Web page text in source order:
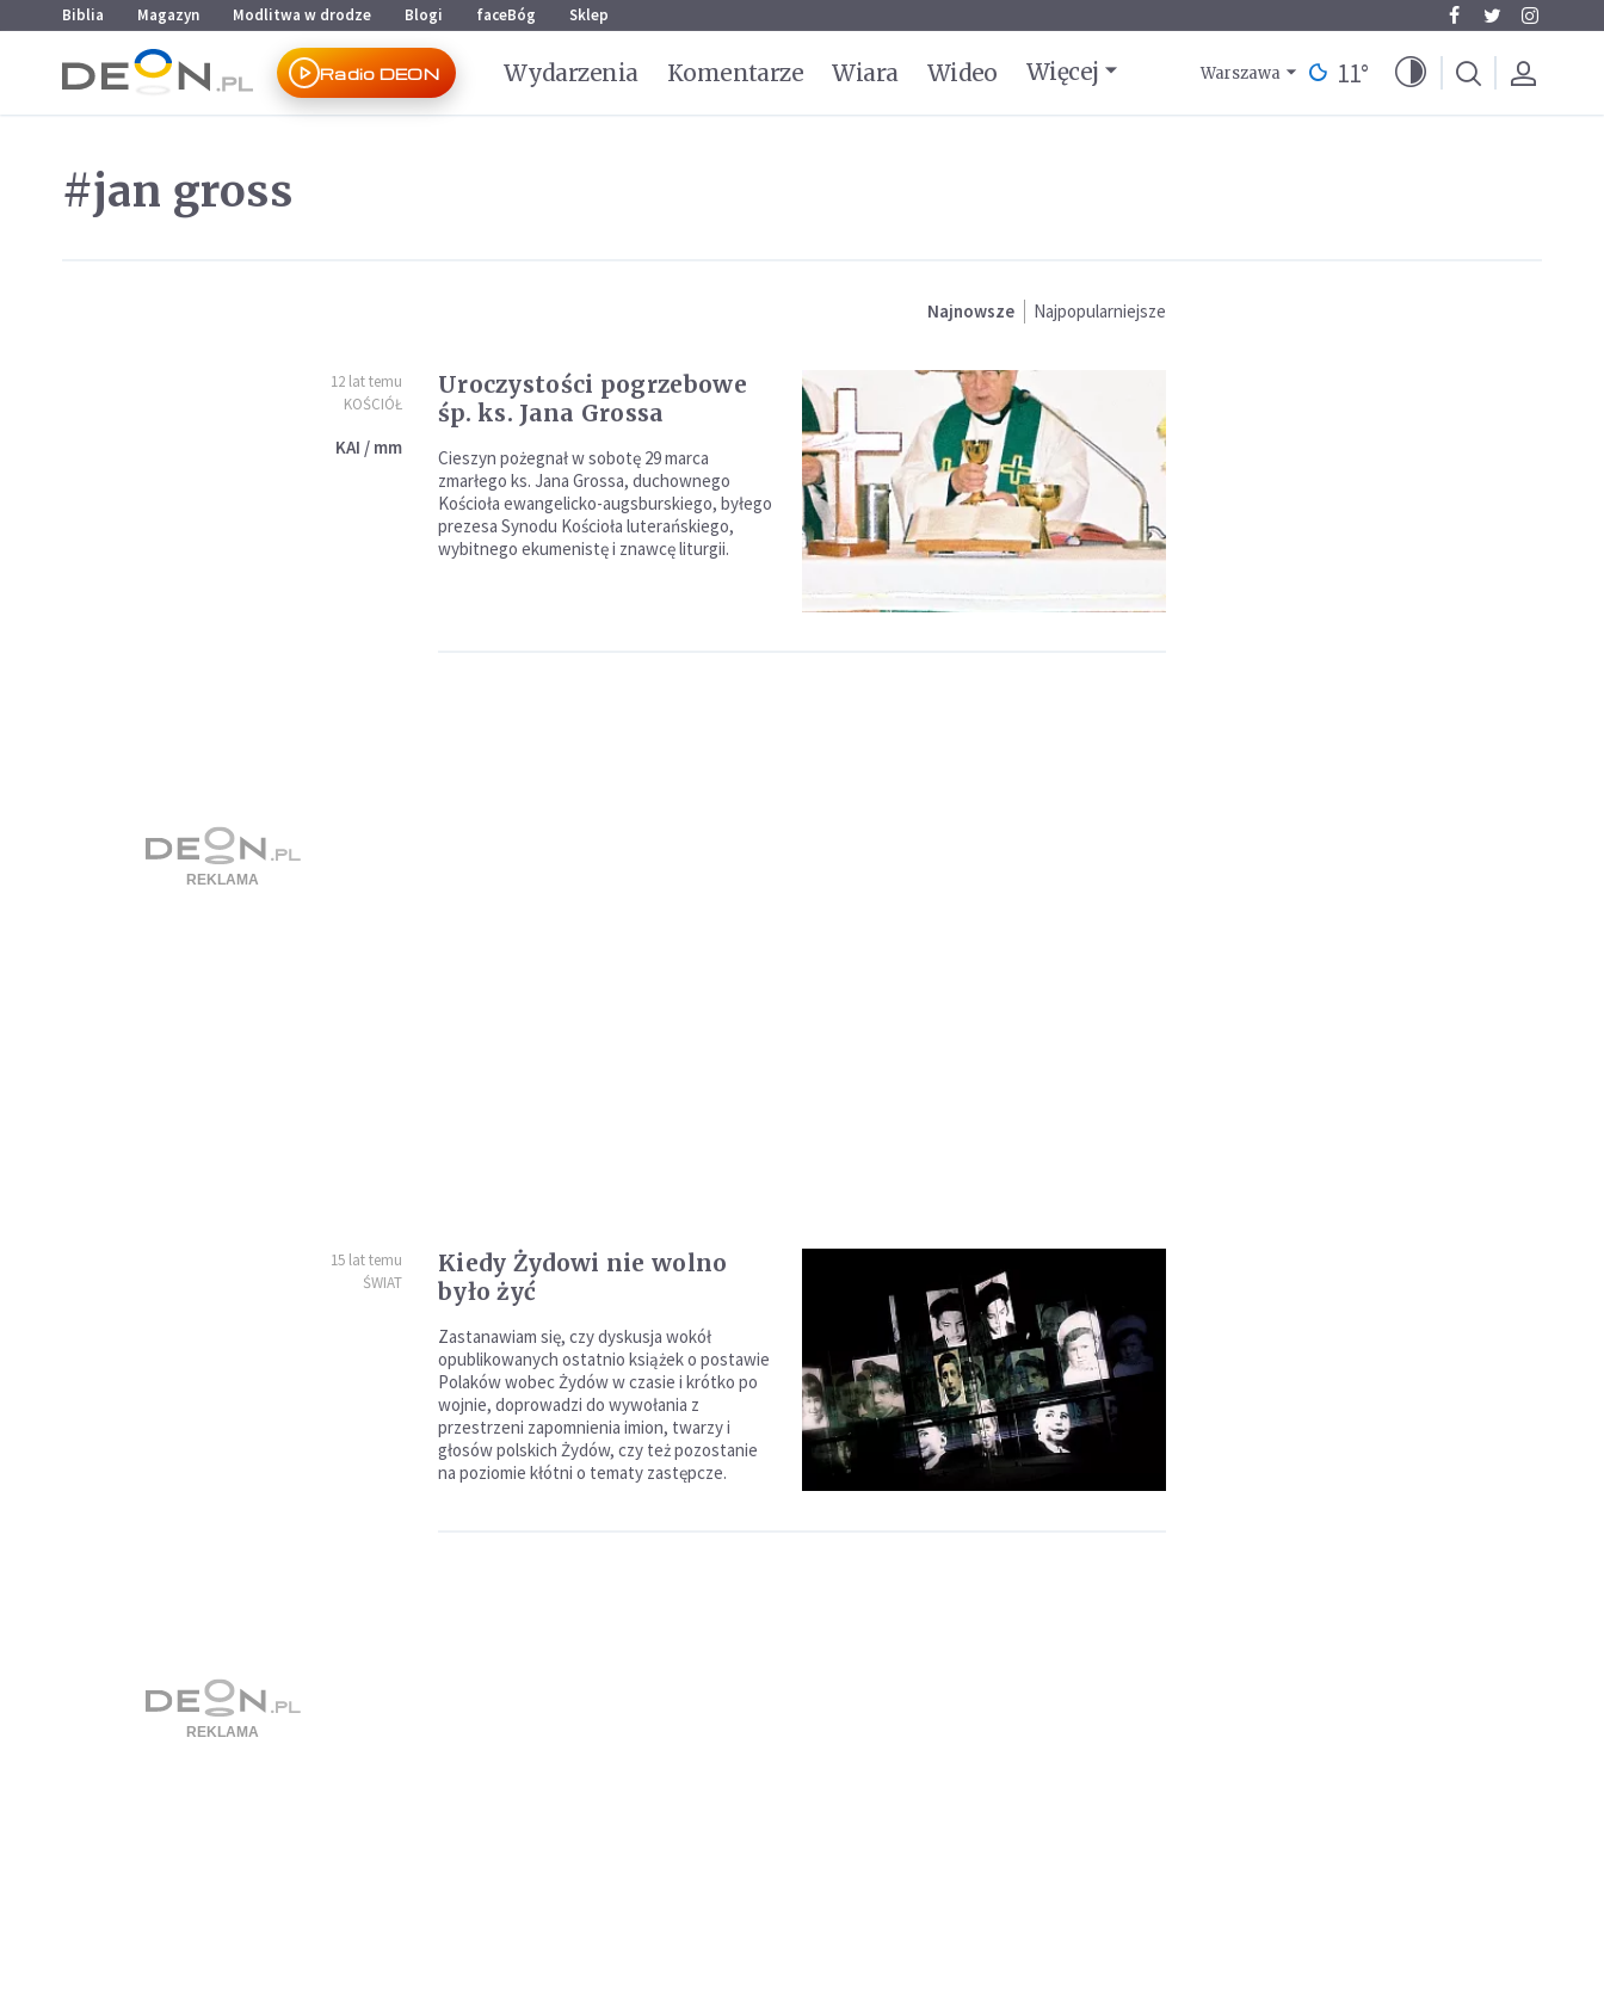
Przejdź do menu głównego
Przejdź do treści
Biblia Magazyn Modlitwa w drodze Blogi faceBóg Sklep
Radio DEON Wydarzenia Komentarze Wiara Wideo Więcej Warszawa 11°
#jan gross
Najnowsze Najpopularniejsze
12 lat temu
KOŚCIÓŁ
KAI / mm
Uroczystości pogrzebowe
śp. ks. Jana Grossa
Cieszyn pożegnał w sobotę 29 marca
zmarłego ks. Jana Grossa, duchownego
Kościoła ewangelicko-augsburskiego, byłego
prezesa Synodu Kościoła luterańskiego,
wybitnego ekumenistę i znawcę liturgii.
15 lat temu
ŚWIAT
Kiedy Żydowi nie wolno
było żyć
Zastanawiam się, czy dyskusja wokół
opublikowanych ostatnio książek o postawie
Polaków wobec Żydów w czasie i krótko po
wojnie, doprowadzi do wywołania z
przestrzeni zapomnienia imion, twarzy i
głosów polskich Żydów, czy też pozostanie
na poziomie kłótni o tematy zastępcze.